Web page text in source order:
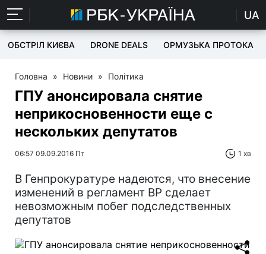
UA
ОБСТРІЛ КИЄВА DRONE DEALS ОРМУЗЬКА ПРОТОКА
Головна » Новини » Політика
ГПУ анонсировала снятие
неприкосновенности еще с
нескольких депутатов
06:57 09.09.2016 Пт 1 хв
В Генпрокуратуре надеются, что внесение
изменений в регламент ВР сделает
невозможным побег подследственных
депутатов